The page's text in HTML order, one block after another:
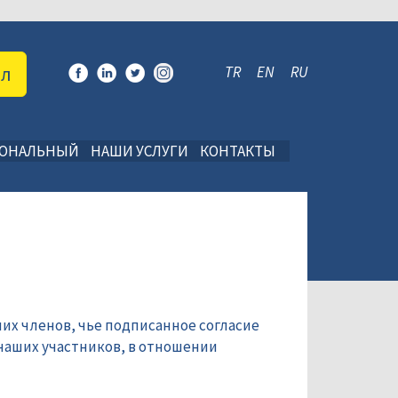
TR EN RU
НАШИ УСЛУГИ КОНТАКТЫ
членов, чье подписанное согласие
участников, в отношении